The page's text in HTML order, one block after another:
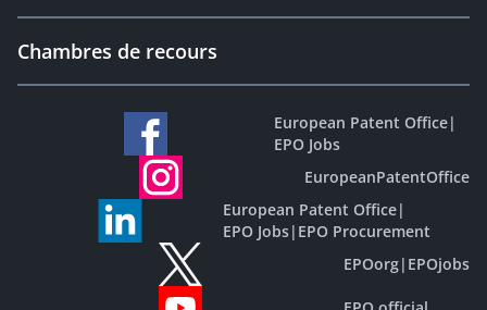
Chambres de recours
European Patent Office|
EPO Jobs
EuropeanPatentOffice
European Patent Office|
EPO Jobs| EPO Procurement
EPOorg| EPOjobs